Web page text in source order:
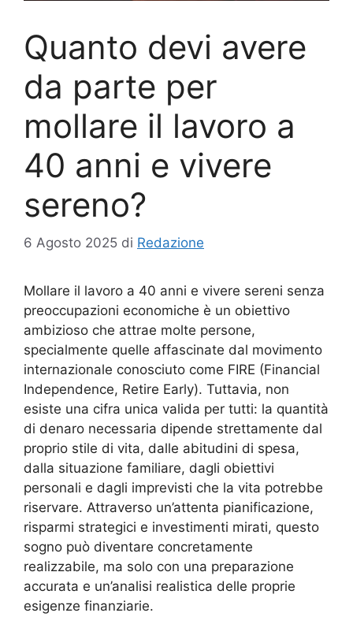
Quanto devi avere
da parte per
mollare il lavoro a
40 anni e vivere
sereno?
6 Agosto 2025 di Redazione
Mollare il lavoro a 40 anni e vivere sereni senza
preoccupazioni economiche è un obiettivo
ambizioso che attrae molte persone,
specialmente quelle affascinate dal movimento
internazionale conosciuto come FIRE (Financial
Independence, Retire Early). Tuttavia, non
esiste una cifra unica valida per tutti: la quantità
di denaro necessaria dipende strettamente dal
proprio stile di vita, dalle abitudini di spesa,
dalla situazione familiare, dagli obiettivi
personali e dagli imprevisti che la vita potrebbe
riservare. Attraverso un’attenta pianificazione,
risparmi strategici e investimenti mirati, questo
sogno può diventare concretamente
realizzabile, ma solo con una preparazione
accurata e un’analisi realistica delle proprie
esigenze finanziarie.